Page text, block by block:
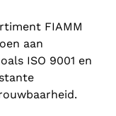
FIAMM
aan
ISO 9001 en